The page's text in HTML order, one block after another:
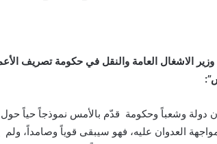
الاشغال العامة والنقل في حكومة تصريف
دولة وشعباً وحكومة قدّم بالأمس نموذجاً حياً
العدوان عليه، فهو سيبقى قوياً وصامداً،